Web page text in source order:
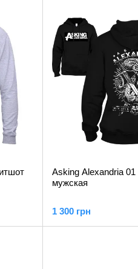
Asking Alexandria 01
мужская
1 300 грн